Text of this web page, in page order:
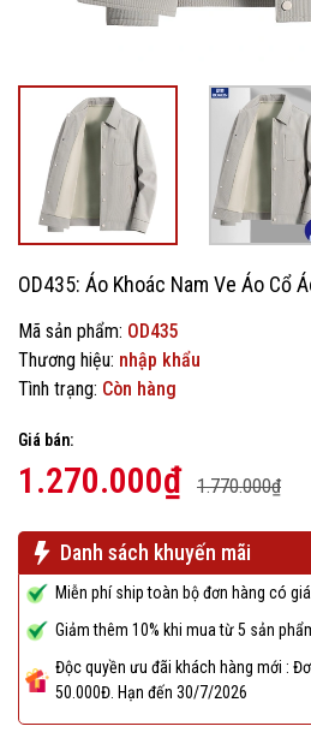
OD435: Áo Khoác Nam Ve Áo Cổ
Mã sản phẩm: OD435
Thương hiệu: nhập khẩu
Tình trạng: Còn hàng
Giá bán:
1.270.000₫ 1.770.000₫
Danh sách khuyến mãi
Miễn phí ship toàn bộ đơn hàng có
Giảm thêm 10% khi mua từ 5 sản
Độc quyền ưu đãi khách hàng mới :
50.000Đ. Hạn đến 30/7/2026